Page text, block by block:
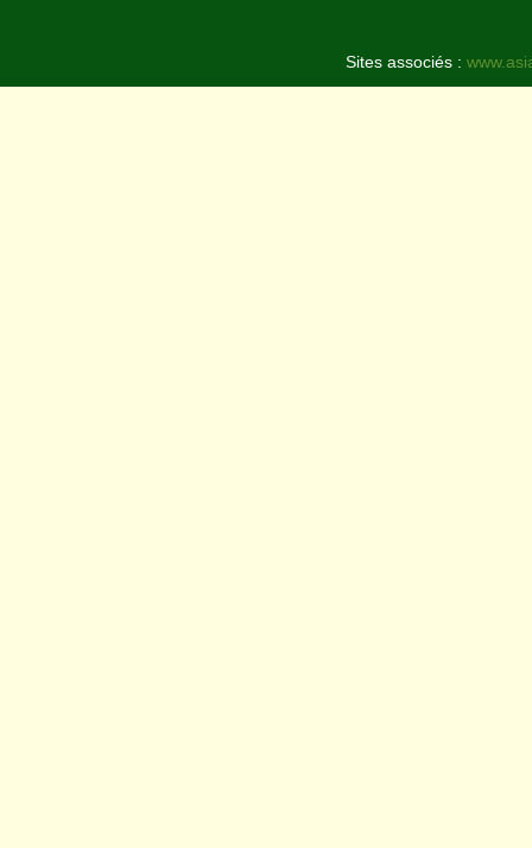
Sites associés :